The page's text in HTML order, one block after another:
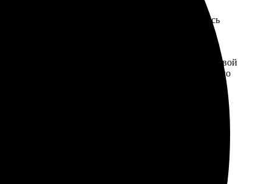
и индивидуальность. ФотоПочта
время на поиски стационарной типографии – весь
способ декорировать рабочий офис, домашние
интерьер. Клиенты могут легко адаптировать свой
для брендирования и укрепления корпоративного
и доступности своих услуг. Мы позволяем
которому достигается высочайшее качество
обеспечивая наших клиентов премиум-